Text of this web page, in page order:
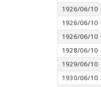
1926/06/10
1926/06/10
1926/06/10
1928/06/10
1929/06/10
1930/06/10